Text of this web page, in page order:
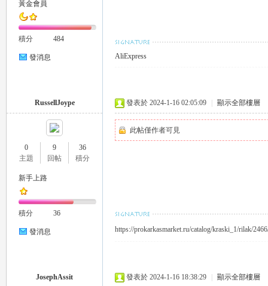
黃金會員
積分 484
發消息 AliExpress
RussellJoype
0
主題
9
回帖
36
積分
新手上路
積分 36
發消息
發表於 2024-1-16 02:05:09 顯示全部樓層
此帖僅作者可見
https://prokarkasmarket.ru/catalog/kraski_1/rilak/
JosephAssit 發表於 2024-1-16 18:38:29 顯示全部樓層